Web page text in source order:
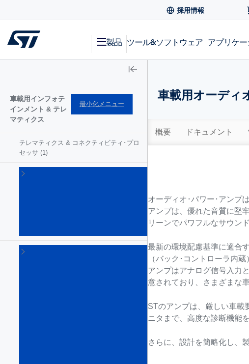
採用情報
製品 ツール&ソフトウェア アプリケ
車載用インフォテ
インメント & テレ
マティクス
最小化メニュー
テレマティクス & コネクティビティ･プロ
セッサ (1)
受
信
機
車
載
用
イ
ォ
テ
ン
メ
車載用オーディ
概要 ドキュメント
オーディオ･パワー･アンプ
アンプは、優れた音質に堅
リーンでパワフルなサウン
最新の環境配慮基準に適合
（バック･コントローラ内
アンプはアナログ信号入力
意されており、さまざまな
STのアンプは、厳しい車載
ニタまで、高度な診断機能
さらに、設計を簡略化し、